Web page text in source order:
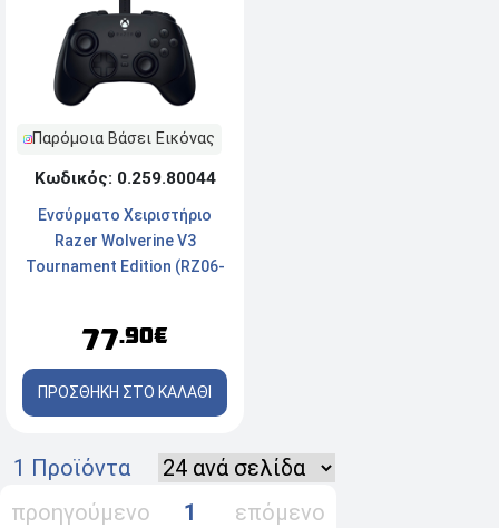
Παρόμοια Βάσει Εικόνας
Κωδικός: 0.259.80044
Ενσύρματο Χειριστήριο
Razer Wolverine V3
Tournament Edition (RZ06-
77.90€
ΠΡΟΣΘΗΚΗ ΣΤΟ ΚΑΛΑΘΙ
1 Προϊόντα
προηγούμενο
1 επόμενο